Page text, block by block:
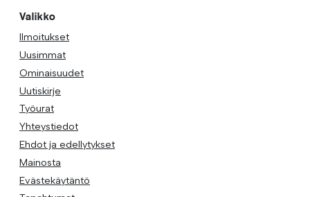
Valikko
Ilmoitukset
Uusimmat
Ominaisuudet
Uutiskirje
Työurat
Yhteystiedot
Ehdot ja edellytykset
Mainosta
Evästekäytäntö